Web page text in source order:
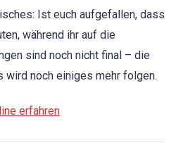
Ist euch aufgefallen, dass
während ihr auf die
sind noch nicht final – die
wird noch einiges mehr folgen.
erfahren